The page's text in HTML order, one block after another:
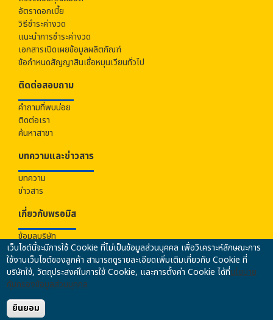
อัตราดอกเบี้ย
วิธีชำระค่างวด
แนะนำการชำระค่างวด
เอกสารเปิดเผยข้อมูลผลิตภัณฑ์
ข้อกำหนดสัญญาสินเชื่อหมุนเวียนทั่วไป
ติดต่อสอบถาม
คำถามที่พบบ่อย
ติดต่อเรา
ค้นหาสาขา
บทความและข่าวสาร
บทความ
ข่าวสาร
เกี่ยวกับพรอมิส
ข้อมูลบริษัท
ร่วมงานกับเรา
นโยบายคุ้มครองข้อมูลส่วนบุคคล
นโยบายความปลอดภัยของข้อมูล
นโยบายการป้องกันและปราบปรามการฟอกเงินฯ
ข้อมูลคุณภาพการให้บริการ
เว็บไซต์นี้จะมีการใช้ Cookie ที่ไม่เป็นข้อมูลส่วนบุคคล เพื่อวิเคราะห์ลักษณะการ
ใช้งานเว็บไซต์ของลูกค้า สามารถดูรายละเอียดเพิ่มเติมเกี่ยวกับ Cookie ที่
บริษัทใช้, วัตถุประสงค์ในการใช้ Cookie, และการตั้งค่า Cookie ได้ที่นโยบาย
คุ้มครองข้อมูลส่วนบุคคล
ยินยอม